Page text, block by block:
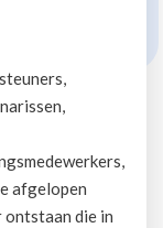
afgelopen
die in